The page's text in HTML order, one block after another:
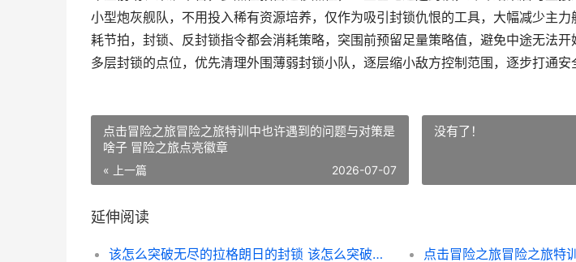
小型炮灰舰队，不用投入稀有资源培养，仅作为吸引封锁仇恨的工具，大幅减少主
耗节拍，封锁、反封锁指令都会消耗策略，突围前预留足量策略值，避免中途无法
多层封锁的点位，优先清理外围薄弱封锁小队，逐层缩小敌方控制范围，逐步打通安
点击冒险之旅冒险之旅特训中也许遇到的问题与对策是
啥子 冒险之旅点亮徽章
« 上一篇 2026-07-07
没有了！
延伸阅读
该怎么突破无尽的拉格朗日的封锁 该怎么突破无尽技能